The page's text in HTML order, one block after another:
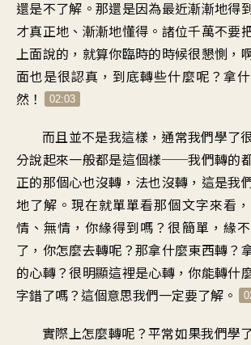
還是不了解。那還是因為最近漸漸地得
才真正地、漸漸地懂得。諸位千萬不要
上面說的，就算你臨時的時候很懇惻，
面也是很認真，到底轉些什麼呢？拿
然！
02:03
而且並不是我這樣，通常我們學了
分說起來一般都是這個樣──我們轉的
正的那個心也沒轉，法也沒轉，這是我
地了解。現在就單單看那個文字來看
情、無情，你緣得到嗎？很簡單，緣
了，你怎麼去轉呢？那拿什麼東西轉？
的心轉？很明顯這裡是心轉，你能轉什
字錯了嗎？這個意思我們一定要了解。
實際上怎麼轉呢？平常如果我們學